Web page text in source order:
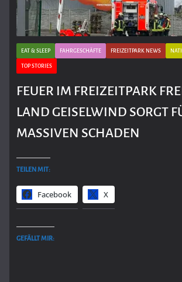
EAT & SLEEP FAHRGESCHÄFTE FREIZEITPARK NEWS
TOP STORIES
FEUER IM FREIZEITPARK
LAND GEISELWIND SORGT
MASSIVEN SCHADEN
TEILEN MIT:
Facebook X
GEFÄLLT MIR: